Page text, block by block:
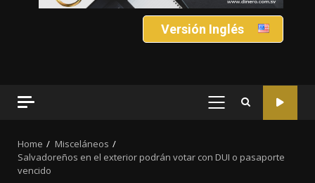
Versión Inglés
PRIMARY
Home
Misceláneos
Salvadoreños en el exterior podrán votar con DUI o pasaporte
vencido